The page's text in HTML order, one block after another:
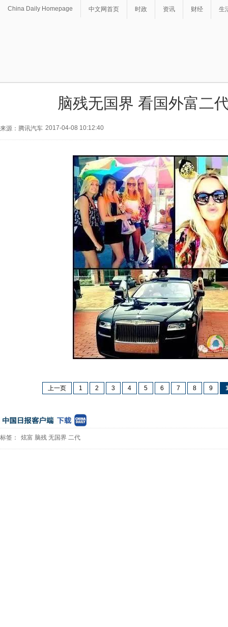
China Daily Homepage 中文网首页 时政 资讯 财经 生
脑残无国界 看国外富二
来源：腾讯汽车 2017-04-08 10:12:40
上一页 1 2 3 4 5 6 7 8 9
标签： 炫富 脑残 无国界 二代